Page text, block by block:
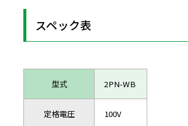
スペック表
型式 2PN-WB
定格電圧 100V